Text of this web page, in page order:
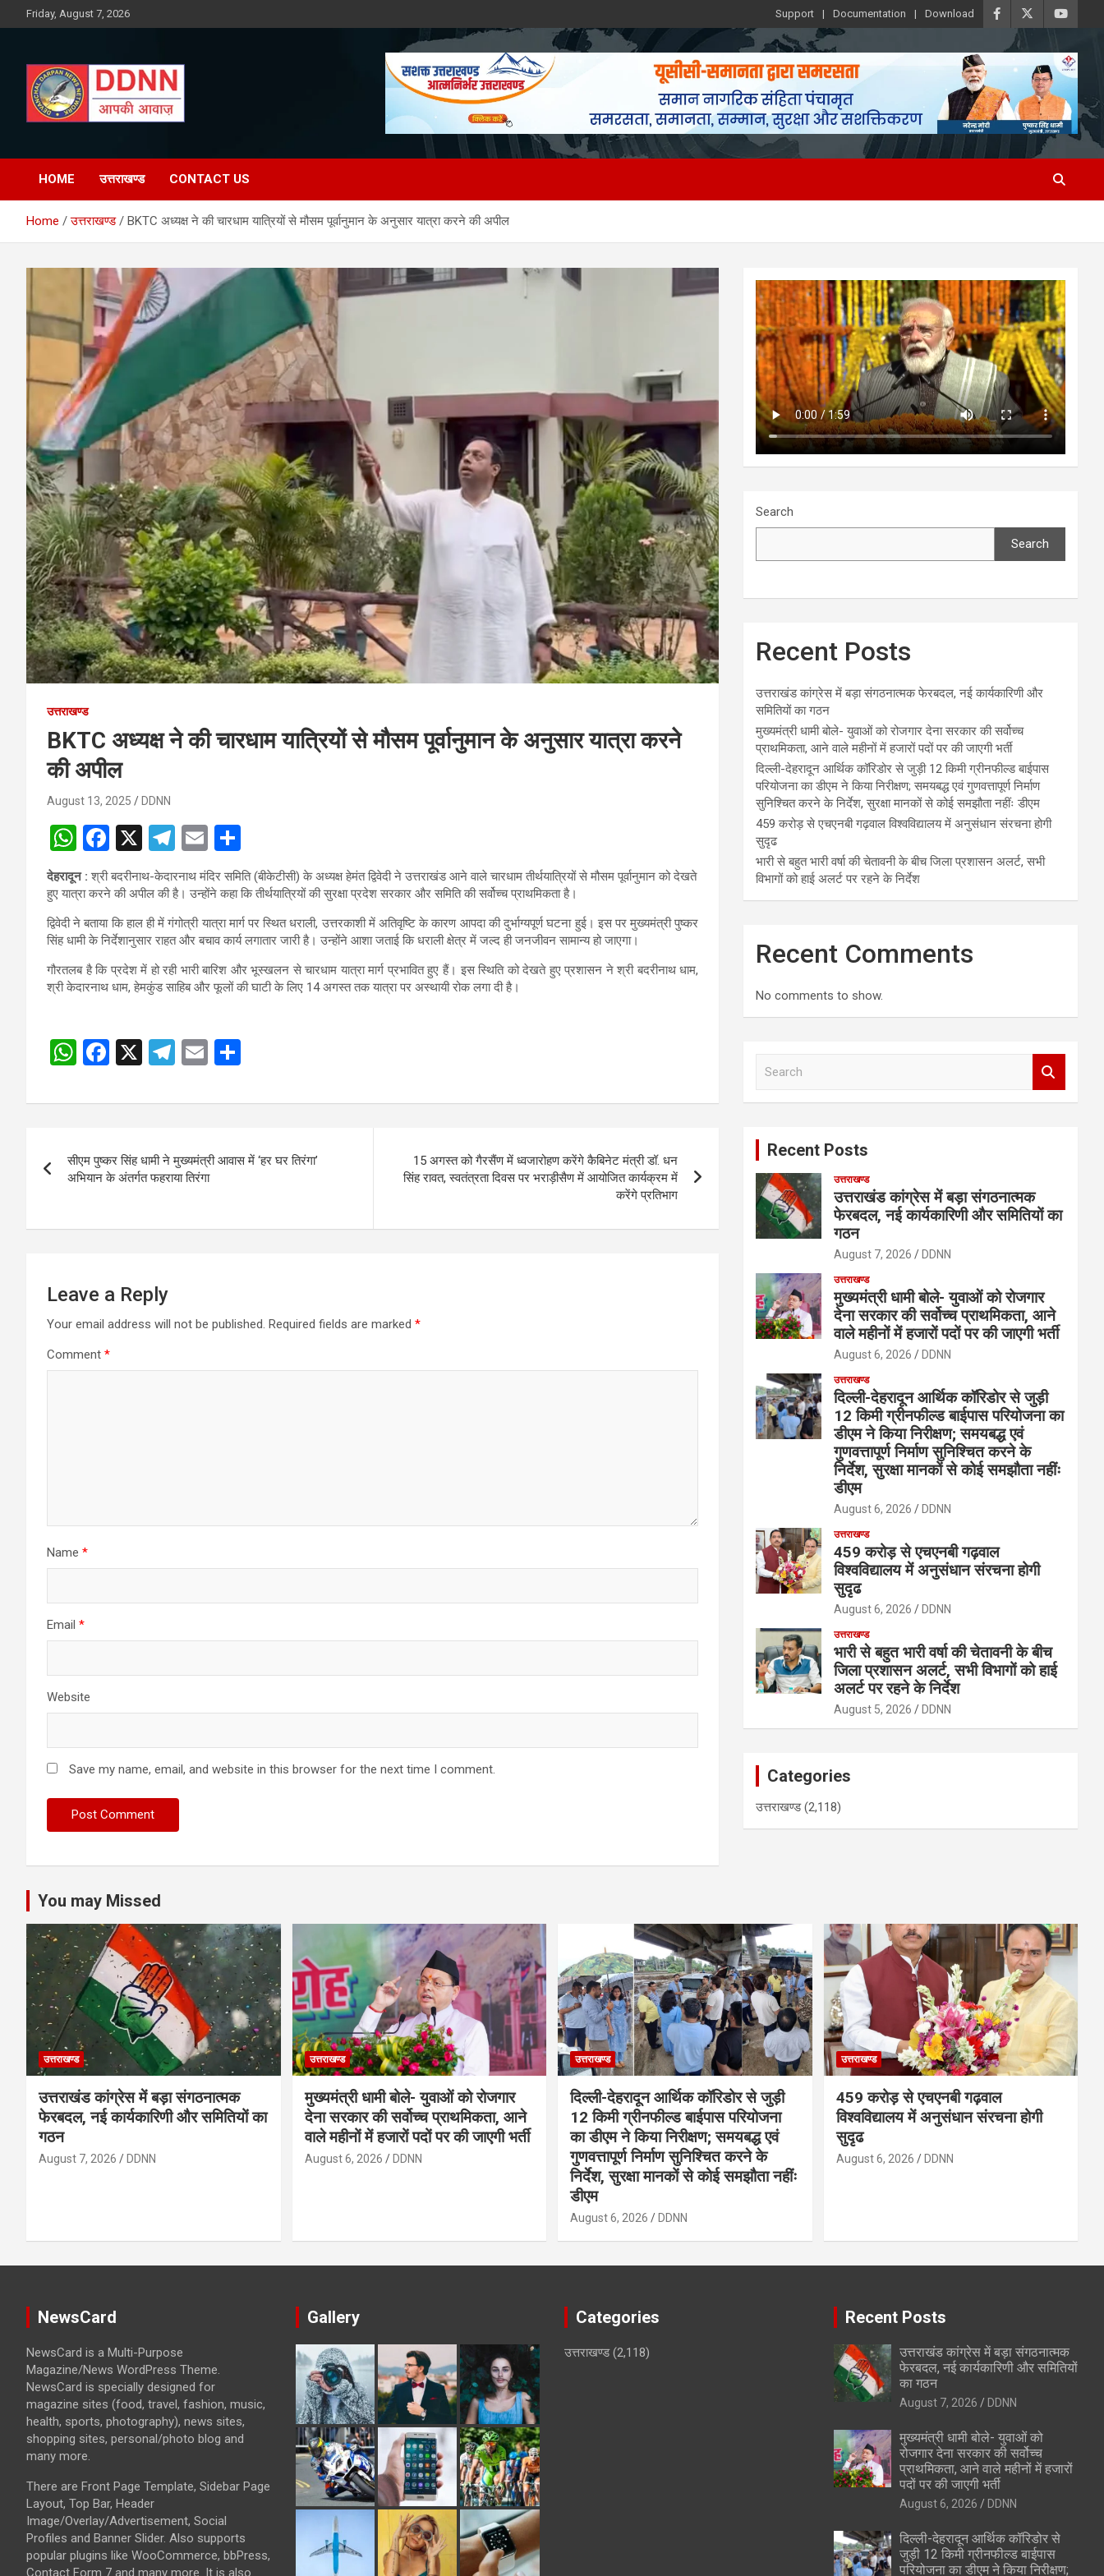
to
Friday, August 7, 2026 Support Documentation Download
HOME उत्तराखण्ड CONTACT US
Home उत्तराखण्ड BKTC अध्यक्ष ने की चारधाम यात्रियों से मौसम पूर्वानुमान के अनुसार यात्रा करने की अपील
उत्तराखण्ड
BKTC अध्यक्ष ने की चारधाम यात्रियों से मौसम पूर्वानुमान के अनुसार यात्रा करने
की अपील
August 13, 2025 DDNN
W
at
s
A
p
p
F
ce
b
o
o
k
X
T
e
gr
a
m
E
m
ail
h
ar
e
देहरादून : श्री बदरीनाथ-केदारनाथ मंदिर समिति (बीकेटीसी) के अध्यक्ष हेमंत द्विवेदी ने उत्तराखंड आने वाले चारधाम तीर्थयात्रियों से मौसम पूर्वानुमान को देखते
हुए यात्रा करने की अपील की है। उन्होंने कहा कि तीर्थयात्रियों की सुरक्षा प्रदेश सरकार और समिति की सर्वोच्च प्राथमिकता है।
द्विवेदी ने बताया कि हाल ही में गंगोत्री यात्रा मार्ग पर स्थित धराली, उत्तरकाशी में अतिवृष्टि के कारण आपदा की दुर्भाग्यपूर्ण घटना हुई। इस पर मुख्यमंत्री पुष्कर
सिंह धामी के निर्देशानुसार राहत और बचाव कार्य लगातार जारी है। उन्होंने आशा जताई कि धराली क्षेत्र में जल्द ही जनजीवन सामान्य हो जाएगा।
गौरतलब है कि प्रदेश में हो रही भारी बारिश और भूस्खलन से चारधाम यात्रा मार्ग प्रभावित हुए हैं। इस स्थिति को देखते हुए प्रशासन ने श्री बदरीनाथ धाम,
श्री केदारनाथ धाम, हेमकुंड साहिब और फूलों की घाटी के लिए 14 अगस्त तक यात्रा पर अस्थायी रोक लगा दी है।
W
at
A
p
F
ce
o
o
X
T
e
a
m
E
ail ar
navigation
सीएम पुष्कर सिंह धामी ने मुख्यमंत्री आवास में ‘हर घर तिरंगा’
अभियान के अंतर्गत फहराया तिरंगा
15 अगस्त को गैरसैंण में ध्वजारोहण करेंगे कैबिनेट मंत्री डॉ. धन
सिंह रावत, स्वतंत्रता दिवस पर भराड़ीसैण में आयोजित कार्यक्रम में
करेंगे प्रतिभाग
Leave a Reply
Your email address will not be published. Required fields are marked *
Comment *
Name *
Email *
Website
Save my name, email, and website in this browser for the next time I comment.
Search
Search
Recent Posts
उत्तराखंड कांग्रेस में बड़ा संगठनात्मक फेरबदल, नई कार्यकारिणी और
समितियों का गठन
मुख्यमंत्री धामी बोले- युवाओं को रोजगार देना सरकार की सर्वोच्च
प्राथमिकता, आने वाले महीनों में हजारों पदों पर की जाएगी भर्ती
दिल्ली-देहरादून आर्थिक कॉरिडोर से जुड़ी 12 किमी ग्रीनफील्ड बाईपास
परियोजना का डीएम ने किया निरीक्षण; समयबद्ध एवं गुणवत्तापूर्ण निर्माण
सुनिश्चित करने के निर्देश, सुरक्षा मानकों से कोई समझौता नहींः डीएम
459 करोड़ से एचएनबी गढ़वाल विश्वविद्यालय में अनुसंधान संरचना होगी
सुदृढ
भारी से बहुत भारी वर्षा की चेतावनी के बीच जिला प्रशासन अलर्ट, सभी
विभागों को हाई अलर्ट पर रहने के निर्देश
Recent Comments
No comments to show.
Recent Posts
उत्तराखण्ड
उत्तराखंड कांग्रेस में बड़ा संगठनात्मक
फेरबदल, नई कार्यकारिणी और समितियों का
गठन
August 7, 2026 DDNN
उत्तराखण्ड
मुख्यमंत्री धामी बोले- युवाओं को रोजगार
देना सरकार की सर्वोच्च प्राथमिकता, आने
वाले महीनों में हजारों पदों पर की जाएगी भर्ती
August 6, 2026 DDNN
उत्तराखण्ड
दिल्ली-देहरादून आर्थिक कॉरिडोर से जुड़ी
12 किमी ग्रीनफील्ड बाईपास परियोजना का
डीएम ने किया निरीक्षण; समयबद्ध एवं
गुणवत्तापूर्ण निर्माण सुनिश्चित करने के
निर्देश, सुरक्षा मानकों से कोई समझौता नहींः
डीएम
August 6, 2026 DDNN
उत्तराखण्ड
459 करोड़ से एचएनबी गढ़वाल
विश्वविद्यालय में अनुसंधान संरचना होगी
सुदृढ
August 6, 2026 DDNN
उत्तराखण्ड
भारी से बहुत भारी वर्षा की चेतावनी के बीच
जिला प्रशासन अलर्ट, सभी विभागों को हाई
अलर्ट पर रहने के निर्देश
August 5, 2026 DDNN
Categories
उत्तराखण्ड(2,118)
You may Missed
उत्तराखण्ड
उत्तराखंड कांग्रेस में बड़ा संगठनात्मक
फेरबदल, नई कार्यकारिणी और समितियों का
गठन
August 7, 2026 DDNN
उत्तराखण्ड
मुख्यमंत्री धामी बोले- युवाओं को रोजगार
देना सरकार की सर्वोच्च प्राथमिकता, आने
वाले महीनों में हजारों पदों पर की जाएगी भर्ती
August 6, 2026 DDNN
उत्तराखण्ड
दिल्ली-देहरादून आर्थिक कॉरिडोर से जुड़ी
12 किमी ग्रीनफील्ड बाईपास परियोजना
का डीएम ने किया निरीक्षण; समयबद्ध एवं
गुणवत्तापूर्ण निर्माण सुनिश्चित करने के
निर्देश, सुरक्षा मानकों से कोई समझौता नहींः
डीएम
August 6, 2026 DDNN
उत्तराखण्ड
459 करोड़ से एचएनबी गढ़वाल
विश्वविद्यालय में अनुसंधान संरचना होगी
सुदृढ
August 6, 2026 DDNN
NewsCard
NewsCard is a Multi-Purpose
Magazine/News WordPress Theme.
NewsCard is specially designed for
magazine sites (food, travel, fashion, music,
health, sports, photography), news sites,
shopping sites, personal/photo blog and
many more.
There are Front Page Template, Sidebar Page
Layout, Top Bar, Header
Image/Overlay/Advertisement, Social
Profiles and Banner Slider. Also supports
popular plugins like WooCommerce, bbPress,
Contact Form 7 and many more. It is also
Gallery Categories
उत्तराखण्ड(2,118)
Recent Posts
उत्तराखंड कांग्रेस में बड़ा संगठनात्मक
फेरबदल, नई कार्यकारिणी और समितियों
का गठन
August 7, 2026 DDNN
मुख्यमंत्री धामी बोले- युवाओं को
रोजगार देना सरकार की सर्वोच्च
प्राथमिकता, आने वाले महीनों में हजारों
पदों पर की जाएगी भर्ती
August 6, 2026 DDNN
दिल्ली-देहरादून आर्थिक कॉरिडोर से
जुड़ी 12 किमी ग्रीनफील्ड बाईपास
परियोजना का डीएम ने किया निरीक्षण;